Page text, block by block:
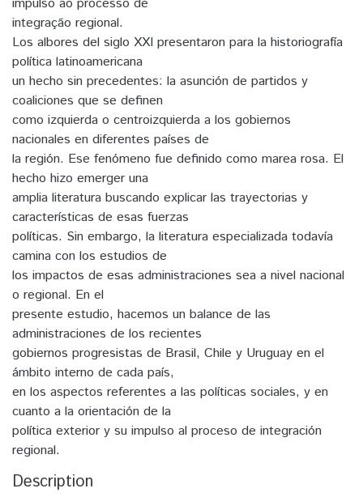
integração regional.
Los albores del siglo XXI presentaron para la historiografía
política latinoamericana
un hecho sin precedentes: la asunción de partidos y
coaliciones que se definen
como izquierda o centroizquierda a los gobiernos
nacionales en diferentes países de
la región. Ese fenómeno fue definido como marea rosa. El
hecho hizo emerger una
amplia literatura buscando explicar las trayectorias y
características de esas fuerzas
políticas. Sin embargo, la literatura especializada todavía
camina con los estudios de
los impactos de esas administraciones sea a nivel nacional
o regional. En el
presente estudio, hacemos un balance de las
administraciones de los recientes
gobiernos progresistas de Brasil, Chile y Uruguay en el
ámbito interno de cada país,
en los aspectos referentes a las políticas sociales, y en
cuanto a la orientación de la
política exterior y su impulso al proceso de integración
regional.
Description